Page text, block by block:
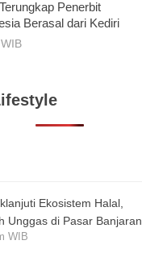
Penerbit
Berasal dari Kediri
Ekosistem Halal,
Unggas di Pasar Banjaran
WIB